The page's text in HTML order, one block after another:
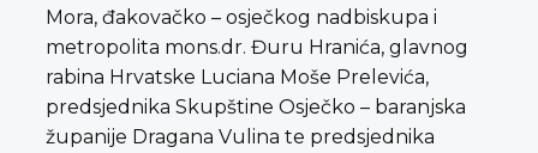
Mora, đakovačko – osječkog nadbiskupa i
metropolita mons.dr. Đuru Hranića, glavnog
rabina Hrvatske Luciana Moše Prelevića,
predsjednika Skupštine Osječko – baranjska
županije Dragana Vulina te predsjednika